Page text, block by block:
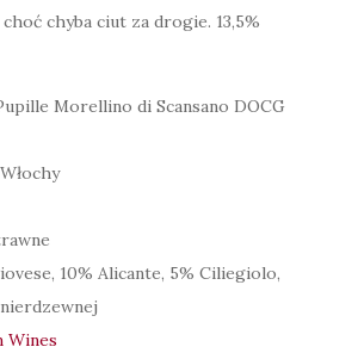
chyba ciut za drogie. 13,5%
Morellino di Scansano DOCG
Włochy
10% Alicante, 5% Ciliegiolo,
Wines